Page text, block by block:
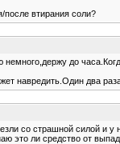
после втирания соли?
до
навредить.Один два
со страшной силой и
это ли средство от